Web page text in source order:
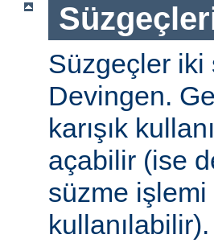
Süzgeçler iki
Devingen.
karışık
açabilir (ise
süzme işlemi
kullanılabilir).